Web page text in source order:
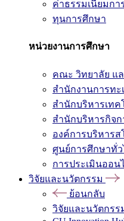
ค่าธรรมเนียมกา
ทุนการศึกษา
หน่วยงานการศึกษา
คณะ วิทยาลัย แ
สำนักงานการทะ
สำนักบริหารเท
สำนักบริหารกิจ
องค์การบริหาร
ศูนย์การศึกษาทั่ว
การประเมินออน
วิจัยและนวัตกรรม
ย้อนกลับ
วิจัยและนวัตกรร